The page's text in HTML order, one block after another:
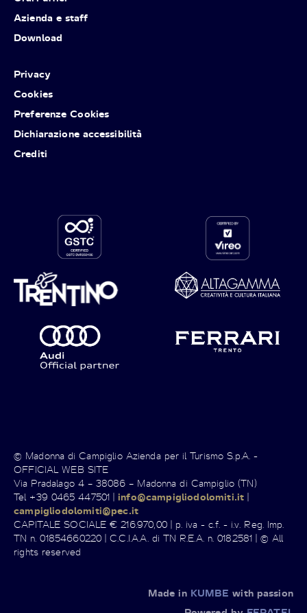
Azienda e staff
Download
Privacy
Cookies
Preferenze Cookies
Dichiarazione accessibilità
Crediti
© Madonna di Campiglio Azienda per il Turismo S.p.A. -
OFFICIAL WEB SITE
Via Pradalago 4 – 38086 – Madonna di Campiglio (TN)
Tel +39 0465 447501 |info@campigliodolomiti.it |
campigliodolomiti@pec.it
CAPITALE SOCIALE € 216.970,00 | p. iva - c.f. - i.v. Reg. Imp.
TN n. 01854660220 | C.C.I.A.A. di TN R.E.A. n. 0182581 | © All
rights reserved
Made in KUMBE with passion